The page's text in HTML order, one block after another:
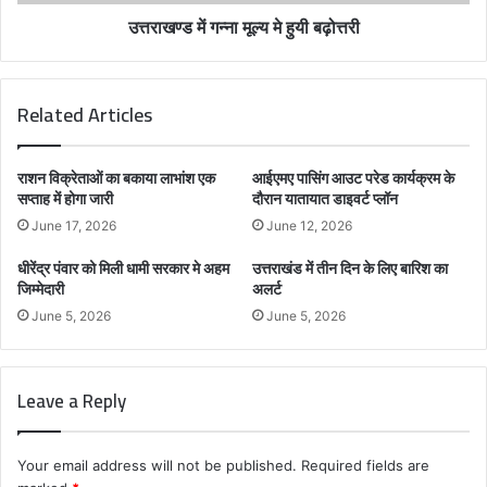
उत्तराखण्ड में गन्ना मूल्य मे हुयी बढ़ोत्तरी
Related Articles
राशन विक्रेताओं का बकाया लाभांश एक
सप्ताह में होगा जारी
June 17, 2026
आईएमए पासिंग आउट परेड कार्यक्रम के
दौरान यातायात डाइवर्ट प्लॉन
June 12, 2026
धीरेंद्र पंवार को मिली धामी सरकार मे अहम
जिम्मेदारी
June 5, 2026
उत्तराखंड में तीन दिन के लिए बारिश का
अलर्ट
June 5, 2026
Leave a Reply
Your email address will not be published. Required fields are